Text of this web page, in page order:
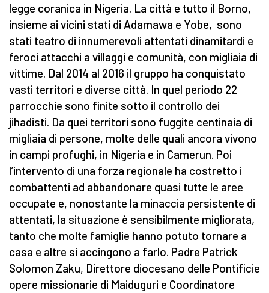
legge coranica in Nigeria. La città e tutto il Borno,
insieme ai vicini stati di Adamawa e Yobe, sono
stati teatro di innumerevoli attentati dinamitardi e
feroci attacchi a villaggi e comunità, con migliaia di
vittime. Dal 2014 al 2016 il gruppo ha conquistato
vasti territori e diverse città. In quel periodo 22
parrocchie sono finite sotto il controllo dei
jihadisti. Da quei territori sono fuggite centinaia di
migliaia di persone, molte delle quali ancora vivono
in campi profughi, in Nigeria e in Camerun. Poi
l’intervento di una forza regionale ha costretto i
combattenti ad abbandonare quasi tutte le aree
occupate e, nonostante la minaccia persistente di
attentati, la situazione è sensibilmente migliorata,
tanto che molte famiglie hanno potuto tornare a
casa e altre si accingono a farlo. Padre Patrick
Solomon Zaku, Direttore diocesano delle Pontificie
opere missionarie di Maiduguri e Coordinatore